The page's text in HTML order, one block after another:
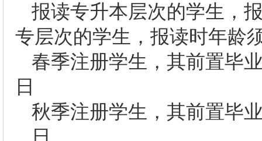
报读专升本层次的学生，
专层次的学生，报读时年龄
春季注册学生，其前置毕
日
秋季注册学生，其前置毕
日